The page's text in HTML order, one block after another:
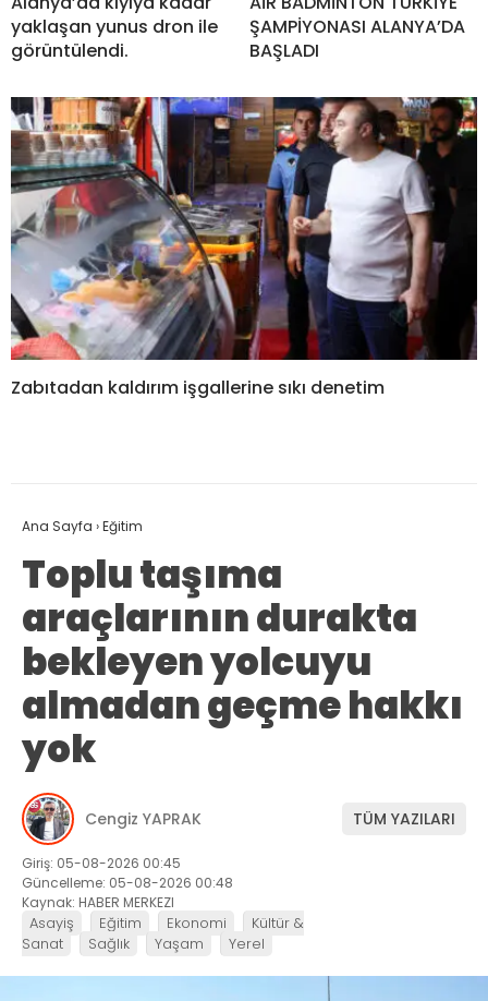
yaklaşan yunus dron ile
görüntülendi.
ŞAMPİYONASI ALANYA’DA
BAŞLADI
Zabıtadan kaldırım işgallerine sıkı denetim
Ana Sayfa ›Eğitim
Toplu taşıma
araçlarının durakta
bekleyen yolcuyu
almadan geçme hakkı
yok
Cengiz YAPRAK TÜM YAZILARI
Giriş: 05-08-2026 00:45
Güncelleme: 05-08-2026 00:48
Kaynak: HABER MERKEZI
Asayiş Eğitim Ekonomi
Kültür &
Sanat
Sağlık Yaşam Yerel